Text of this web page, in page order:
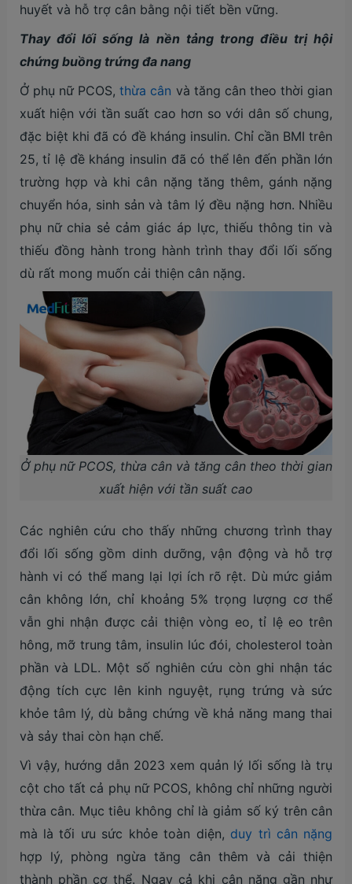
huyết và hỗ trợ cân bằng nội tiết bền vững.
Thay đổi lối sống là nền tảng trong điều trị hội
chứng buồng trứng đa nang
Ở phụ nữ PCOS,thừa cân và tăng cân theo thời gian
xuất hiện với tần suất cao hơn so với dân số chung,
đặc biệt khi đã có đề kháng insulin. Chỉ cần BMI trên
25, tỉ lệ đề kháng insulin đã có thể lên đến phần lớn
trường hợp và khi cân nặng tăng thêm, gánh nặng
chuyển hóa, sinh sản và tâm lý đều nặng hơn. Nhiều
phụ nữ chia sẻ cảm giác áp lực, thiếu thông tin và
thiếu đồng hành trong hành trình thay đổi lối sống
dù rất mong muốn cải thiện cân nặng.
Ở phụ nữ PCOS, thừa cân và tăng cân theo thời gian
xuất hiện với tần suất cao
Các nghiên cứu cho thấy những chương trình thay
đổi lối sống gồm dinh dưỡng, vận động và hỗ trợ
hành vi có thể mang lại lợi ích rõ rệt. Dù mức giảm
cân không lớn, chỉ khoảng 5% trọng lượng cơ thể
vẫn ghi nhận được cải thiện vòng eo, tỉ lệ eo trên
hông, mỡ trung tâm, insulin lúc đói, cholesterol toàn
phần và LDL. Một số nghiên cứu còn ghi nhận tác
động tích cực lên kinh nguyệt, rụng trứng và sức
khỏe tâm lý, dù bằng chứng về khả năng mang thai
và sảy thai còn hạn chế.
Vì vậy, hướng dẫn 2023 xem quản lý lối sống là trụ
cột cho tất cả phụ nữ PCOS, không chỉ những người
thừa cân. Mục tiêu không chỉ là giảm số ký trên cân
mà là tối ưu sức khỏe toàn diện, duy trì cân nặng
hợp lý, phòng ngừa tăng cân thêm và cải thiện
thành phần cơ thể. Ngay cả khi cân nặng gần như